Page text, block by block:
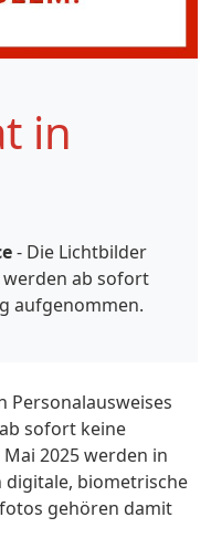
in
- Die Lichtbilder
werden ab sofort
aufgenommen.
Personalausweises
sofort keine
2025 werden in
digitale, biometrische
gehören damit